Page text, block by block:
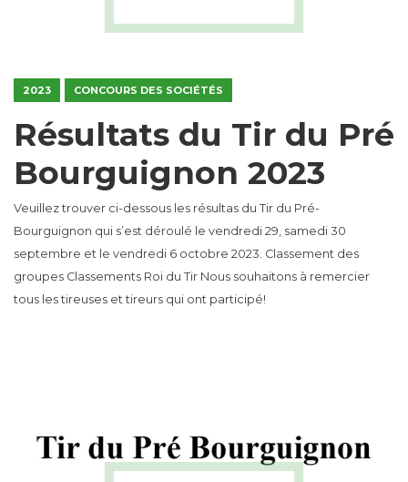
2023 CONCOURS DES SOCIÉTÉS
Résultats du Tir du Pré
Bourguignon 2023
Veuillez trouver ci-dessous les résultas du Tir du Pré-
Bourguignon qui s’est déroulé le vendredi 29, samedi 30
septembre et le vendredi 6 octobre 2023. Classement des
groupes Classements Roi du Tir Nous souhaitons à remercier
tous les tireuses et tireurs qui ont participé!